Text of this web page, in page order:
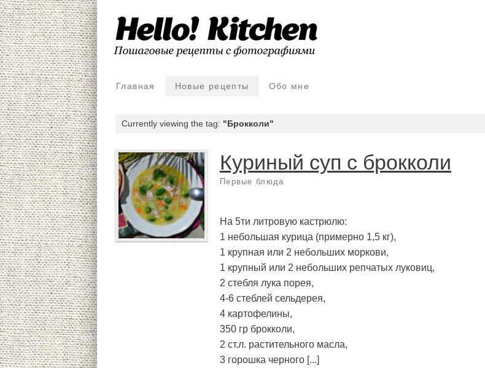
Главная Новые рецепты Обо мне
Currently viewing the tag: "Брокколи"
Куриный суп с брокколи
Первые блюда
На 5ти литровую кастрюлю:
1 небольшая курица (примерно 1,5 кг),
1 крупная или 2 небольших моркови,
1 крупный или 2 небольших репчатых луковиц,
2 стебля лука порея,
4-6 стеблей сельдерея,
4 картофелины,
350 гр брокколи,
2 ст.л. растительного масла,
3 горошка черного [...]